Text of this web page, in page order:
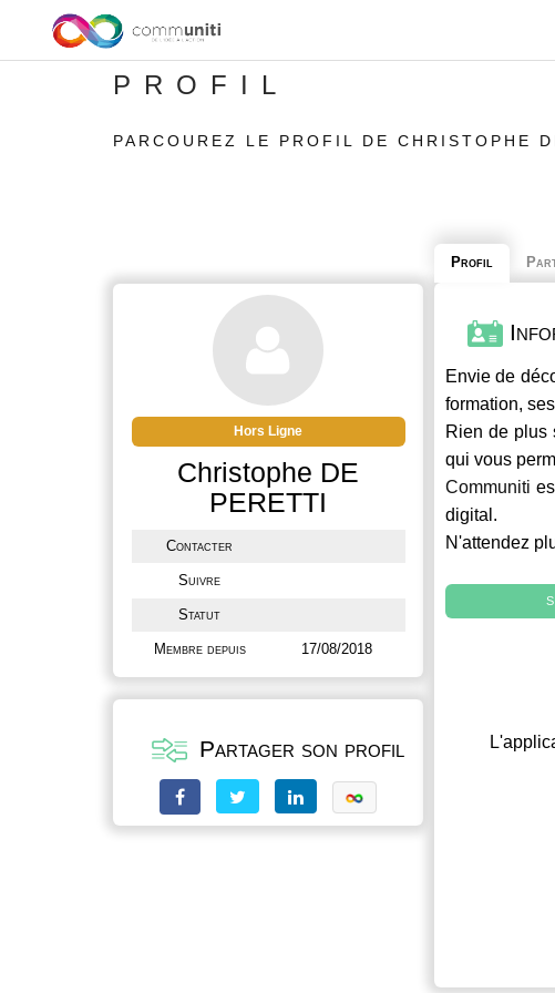
PROFIL
PARCOUREZ LE PROFIL DE CHRISTOPHE
Hors Ligne
Christophe DE
PERETTI
Contacter
Suivre
Statut
Membre depuis 17/08/2018
Partager son profil
Profil
Envie de
formation,
Rien de plus
qui vous
Communiti
digital.
N'attendez